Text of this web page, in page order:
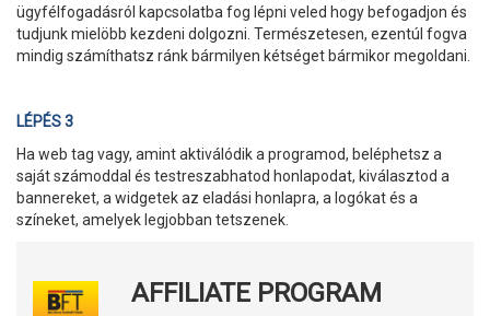
ügyfélfogadásról kapcsolatba fog lépni veled hogy befogadjon és
tudjunk mielöbb kezdeni dolgozni. Természetesen, ezentúl fogva
mindig számíthatsz ránk bármilyen kétséget bármikor megoldani.
LÉPÉS 3
Ha web tag vagy, amint aktiválódik a programod, beléphetsz a
saját számoddal és testreszabhatod honlapodat, kiválasztod a
bannereket, a widgetek az eladási honlapra, a logókat és a
színeket, amelyek legjobban tetszenek.
AFFILIATE PROGRAM